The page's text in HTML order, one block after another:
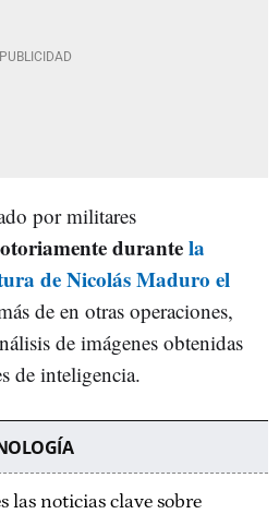
por militares
durantela
de Nicolás Maduro el
de en otras operaciones,
de imágenes obtenidas
de inteligencia.
las noticias clave sobre